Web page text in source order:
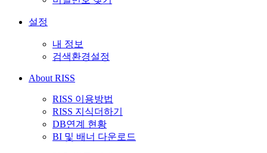
설정
내 정보
검색환경설정
About RISS
RISS 이용방법
RISS 지식더하기
DB연계 현황
BI 및 배너 다운로드